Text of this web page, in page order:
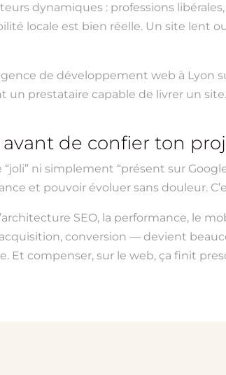
dynamiques : professions
locale est bien réelle. Un site lent
de développement web à
un prestataire capable de livrer un
avant de confier ton
ni simplement “présent sur
et pouvoir évoluer sans douleur.
SEO, la performance, le
conversion — devient
Et compenser, sur le web, ça finit